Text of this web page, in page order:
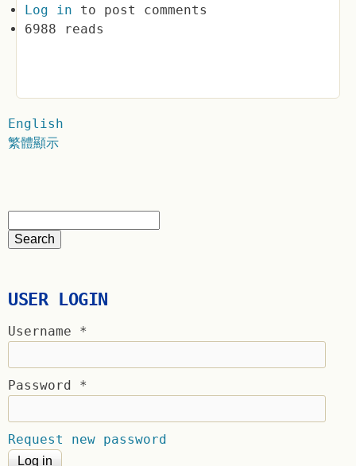
Log in to post comments
6988 reads
English
繁體顯示
USER LOGIN
Username *
Password *
Request new password